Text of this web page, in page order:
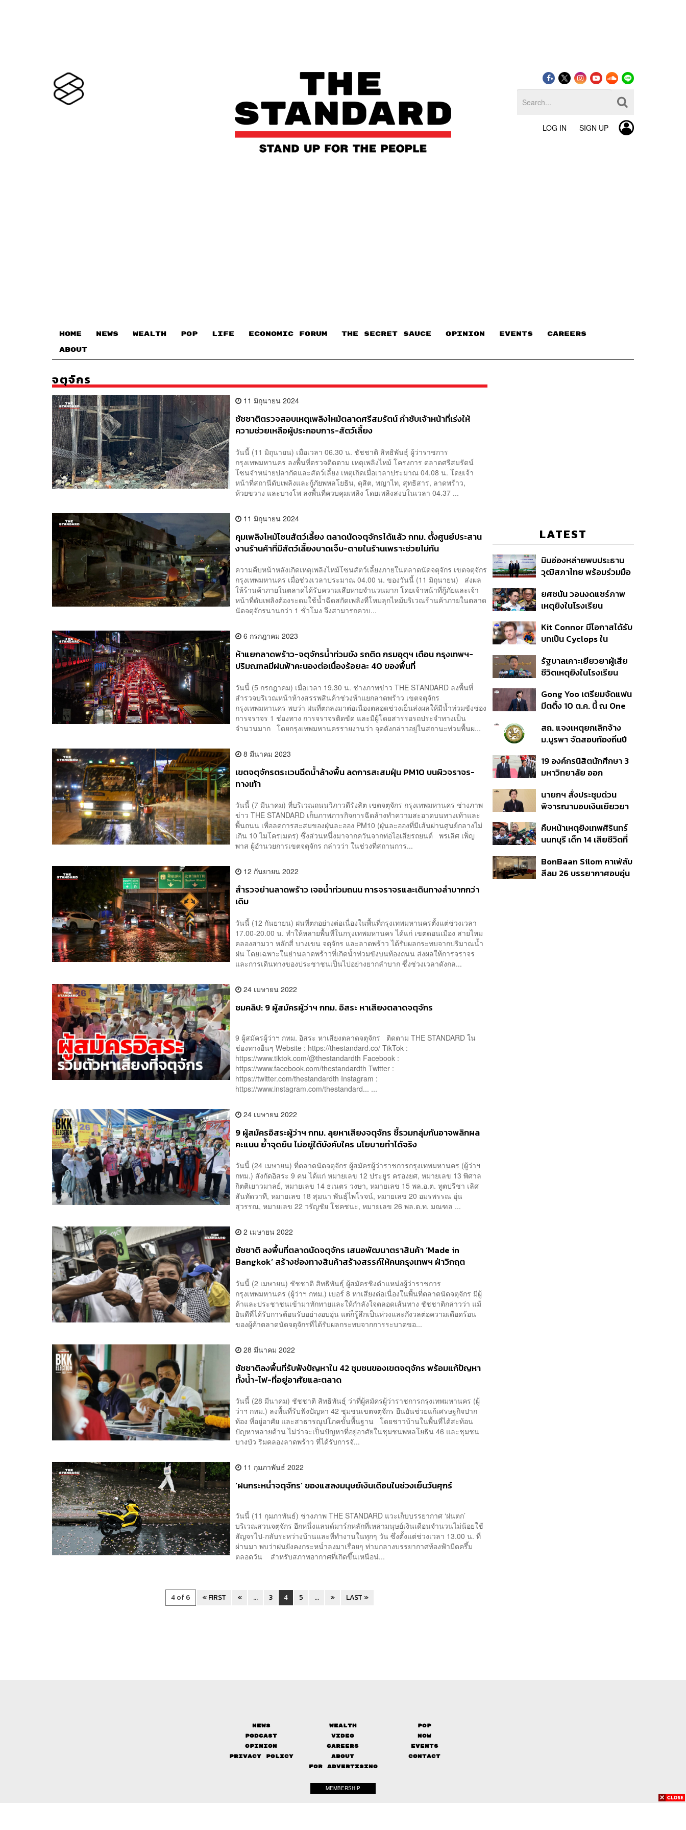
LOG IN SIGN UP
HOME NEWS WEALTH POP LIFE ECONOMIC FORUM THE SECRET SAUCE​ OPINION EVENTS CAREERS
ABOUT
จตุจักร
11 มิถุนายน 2024
ชัชชาติตรวจสอบเหตุเพลิงไหม้ตลาดศรีสมรัตน์ กำชับเจ้าหน้าที่เร่งให้
ความช่วยเหลือผู้ประกอบการ-สัตว์เลี้ยง
วันนี้ (11 มิถุนายน) เมื่อเวลา 06.30 น. ชัชชาติ สิทธิพันธุ์ ผู้ว่าราชการ
กรุงเทพมหานคร ลงพื้นที่ตรวจติดตาม เหตุเพลิงไหม้ โครงการ ตลาดศรีสมรัตน์
โซนจำหน่ายปลากัดและสัตว์เลี้ยง เหตุเกิดเมื่อเวลาประมาณ 04.08 น. โดยเจ้า
หน้าที่สถานีดับเพลิงและกู้ภัยพหลโยธิน, ดุสิต, พญาไท, สุทธิสาร, ลาดพร้าว,
ห้วยขวาง และบางโพ ลงพื้นที่ควบคุมเพลิง โดยเพลิงสงบในเวลา 04.37 ...
11 มิถุนายน 2024
คุมเพลิงไหม้โซนสัตว์เลี้ยง ตลาดนัดจตุจักรได้แล้ว กทม. ตั้งศูนย์ประสาน
งานร้านค้าที่มีสัตว์เลี้ยงบาดเจ็บ-ตายในร้านเพราะช่วยไม่ทัน
ความคืบหน้าหลังเกิดเหตุเพลิงไหม้โซนสัตว์เลี้ยงภายในตลาดนัดจตุจักร เขตจตุจักร
กรุงเทพมหานคร เมื่อช่วงเวลาประมาณ 04.00 น. ของวันนี้ (11 มิถุนายน) ส่งผล
ให้ร้านค้าภายในตลาดได้รับความเสียหายจำนวนมาก โดยเจ้าหน้าที่กู้ภัยและเจ้า
หน้าที่ดับเพลิงต้องระดมใช้น้ำฉีดสกัดเพลิงที่โหมลุกไหม้บริเวณร้านค้าภายในตลาด
นัดจตุจักรนานกว่า 1 ชั่วโมง จึงสามารถควบ...
6 กรกฎาคม 2023
ห้าแยกลาดพร้าว-จตุจักรน้ำท่วมขัง รถติด กรมอุตุฯ เตือน กรุงเทพฯ-
ปริมณฑลมีฝนฟ้าคะนองต่อเนื่องร้อยละ 40 ของพื้นที่
วันนี้ (5 กรกฎาคม) เมื่อเวลา 19.30 น. ช่างภาพข่าว THE STANDARD ลงพื้นที่
สำรวจบริเวณหน้าห้างสรรพสินค้าช่วงห้าแยกลาดพร้าว เขตจตุจักร
กรุงเทพมหานคร พบว่า ฝนที่ตกลงมาต่อเนื่องตลอดช่วงเย็นส่งผลให้มีน้ำท่วมขังช่อง
การจราจร 1 ช่องทาง การจราจรติดขัด และมีผู้โดยสารรอรถประจำทางเป็น
จำนวนมาก โดยกรุงเทพมหานครรายงานว่า จุดดังกล่าวอยู่ในสถานะท่วมพื้นผ...
8 มีนาคม 2023
เขตจตุจักรตระเวนฉีดน้ำล้างพื้น ลดการสะสมฝุ่น PM10 บนผิวจราจร-
ทางเท้า
วันนี้ (7 มีนาคม) ที่บริเวณถนนวิภาวดีรังสิต เขตจตุจักร กรุงเทพมหานคร ช่างภาพ
ข่าว THE STANDARD เก็บภาพภารกิจการฉีดล้างทำความสะอาดบนทางเท้าและ
พื้นถนน เพื่อลดการสะสมของฝุ่นละออง PM10 (ฝุ่นละอองที่มีเส้นผ่านศูนย์กลางไม่
เกิน 10 ไมโครเมตร) ซึ่งส่วนหนึ่งมาจากควันจากท่อไอเสียรถยนต์ พรเลิศ เพ็ญ
พาส ผู้อำนวยการเขตจตุจักร กล่าวว่า ในช่วงที่สถานการ...
12 กันยายน 2022
สำรวจย่านลาดพร้าว เจอน้ำท่วมถนน การจราจรและเดินทางลำบากกว่า
เดิม
วันนี้ (12 กันยายน) ฝนที่ตกอย่างต่อเนื่องในพื้นที่กรุงเทพมหานครตั้งแต่ช่วงเวลา
17.00-20.00 น. ทำให้หลายพื้นที่ในกรุงเทพมหานคร ได้แก่ เขตดอนเมือง สายไหม
คลองสามวา หลักสี่ บางเขน จตุจักร และลาดพร้าว ได้รับผลกระทบจากปริมาณน้ำ
ฝน โดยเฉพาะในย่านลาดพร้าวที่เกิดน้ำท่วมขังบนท้องถนน ส่งผลให้การจราจร
และการเดินทางของประชาชนเป็นไปอย่างยากลำบาก ซึ่งช่วงเวลาดังกล...
24 เมษายน 2022
ชมคลิป: 9 ผู้สมัครผู้ว่าฯ กทม. อิสระ หาเสียงตลาดจตุจักร
9 ผู้สมัครผู้ว่าฯ กทม. อิสระ หาเสียงตลาดจตุจักร ติดตาม THE STANDARD ใน
ช่องทางอื่นๆ Website : https://thestandard.co/ TikTok :
https://www.tiktok.com/@thestandardth Facebook :
https://www.facebook.com/thestandardth Twitter :
https://twitter.com/thestandardth Instagram :
https://www.instagram.com/thestandard... ...
24 เมษายน 2022
9 ผู้สมัครอิสระผู้ว่าฯ กทม. ลุยหาเสียงจตุจักร ชี้รวมกลุ่มกันอาจพลิกผล
คะแนน ย้ำจุดยืน ไม่อยู่ใต้บังคับใคร นโยบายทำได้จริง
วันนี้ (24 เมษายน) ที่ตลาดนัดจตุจักร ผู้สมัครผู้ว่าราชการกรุงเทพมหานคร (ผู้ว่าฯ
กทม.) สังกัดอิสระ 9 คน ได้แก่ หมายเลข 12 ประยูร ครองยศ, หมายเลข 13 พิศาล
กิตติเยาวมาลย์, หมายเลข 14 ธเนตร วงษา, หมายเลข 15 พล.อ.ต. ทูตปรีชา เลิศ
สันทัดวาที, หมายเลข 18 สุมนา พันธุ์ไพโรจน์, หมายเลข 20 อมรพรรณ อุ่น
สุวรรณ, หมายเลข 22 วรัญชัย โชคชนะ, หมายเลข 26 พล.ต.ท. มณฑล ...
2 เมษายน 2022
ชัชชาติ ลงพื้นที่ตลาดนัดจตุจักร เสนอพัฒนาตราสินค้า ‘Made in
Bangkok’ สร้างช่องทางสินค้าสร้างสรรค์ให้คนกรุงเทพฯ ฝ่าวิกฤต
วันนี้ (2 เมษายน) ชัชชาติ สิทธิพันธุ์ ผู้สมัครชิงตำแหน่งผู้ว่าราชการ
กรุงเทพมหานคร (ผู้ว่าฯ กทม.) เบอร์ 8 หาเสียงต่อเนื่องในพื้นที่ตลาดนัดจตุจักร มีผู้
ค้าและประชาชนเข้ามาทักทายและให้กำลังใจตลอดเส้นทาง ชัชชาติกล่าวว่า แม้
ยินดีที่ได้รับการต้อนรับอย่างอบอุ่น แต่ก็รู้สึกเป็นห่วงและกังวลต่อความเดือดร้อน
ของผู้ค้าตลาดนัดจตุจักรที่ได้รับผลกระทบจากการระบาดขอ...
28 มีนาคม 2022
ชัชชาติลงพื้นที่รับฟังปัญหาใน 42 ชุมชนของเขตจตุจักร พร้อมแก้ปัญหา
ทั้งน้ำ-ไฟ-ที่อยู่อาศัยและตลาด
วันนี้ (28 มีนาคม) ชัชชาติ สิทธิพันธุ์ ว่าที่ผู้สมัครผู้ว่าราชการกรุงเทพมหานคร (ผู้
ว่าฯ กทม.) ลงพื้นที่รับฟังปัญหา 42 ชุมชนเขตจตุจักร ยืนยันช่วยแก้เศรษฐกิจปาก
ท้อง ที่อยู่อาศัย และสาธารณูปโภคขั้นพื้นฐาน โดยชาวบ้านในพื้นที่ได้สะท้อน
ปัญหาหลายด้าน ไม่ว่าจะเป็นปัญหาที่อยู่อาศัยในชุมชนพหลโยธิน 46 และชุมชน
บางบัว ริมคลองลาดพร้าว ที่ได้รับการจั...
11 กุมภาพันธ์ 2022
‘ฝนกระหน่ำจตุจักร’ ของแสลงมนุษย์เงินเดือนในช่วงเย็นวันศุกร์
วันนี้ (11 กุมภาพันธ์) ช่างภาพ THE STANDARD แวะเก็บบรรยากาศ ‘ฝนตก’
บริเวณสวนจตุจักร อีกหนึ่งแลนด์มาร์กหลักที่เหล่ามนุษย์เงินเดือนจำนวนไม่น้อยใช้
สัญจรไป-กลับระหว่างบ้านและที่ทำงานในทุกๆ วัน ซึ่งตั้งแต่ช่วงเวลา 13.00 น. ที่
ผ่านมา พบว่าฝนยังคงกระหน่ำลงมาเรื่อยๆ ท่ามกลางบรรยากาศท้องฟ้ามืดครึ้ม
ตลอดวัน สำหรับสภาพอากาศที่เกิดขึ้นเหนือน่...
4 of 6 « FIRST « ... 3 4 5 ... » LAST »
LATEST
มินอ่องหล่ายพบประธาน
วุฒิสภาไทย พร้อมร่วมมือ
ข้ามแดน-สารพิษในแม่น้ำ
ยศชนัน วอนงดแชร์ภาพ
เหตุยิงในโรงเรียน
เรียนชั่วคราว-เร่งเยียวยา
จิตใจ
Kit Connor มีโอกาสได้รับ
บทเป็น Cyclops ใน
เวอร์ชันใหม่
รัฐบาลเคาะเยียวยาผู้เสีย
ชีวิตเหตุยิงในโรงเรียน
เหตุในอดีต เข้าเกณฑ์
สาธารณภัย พร้อมเร่งจ่าย
Gong Yoo เตรียมจัดแฟน
มีตติ้ง 10 ต.ค. นี้ ณ One
สถ. แจงเหตุยกเลิกจ้าง
ม.บูรพา จัดสอบท้องถิ่นปี
19 องค์กรนิสิตนักศึกษา 3
มหาวิทยาลัย ออก
รัฐบาลต้อนรับ ‘มิน อ่อง
หล่าย’
นายกฯ สั่งประชุมด่วน
พิจารณามอบเงินเยียวยา
ลบ. ทุพพลภาพ 7 แสนบาท
บาดเจ็บสาหัส 2 แสนบาท
บาท
คืบหน้าเหตุยิงเทพศิรินทร์
นนทบุรี เด็ก 14 เสียชีวิตที่
เสียชีวิต 5 ราย เจ็บ 22
ราย
BonBaan Silom คาเฟ่ลับ
สีลม 26 บรรยากาศอบอุ่น
News Wealth
Pop
Podcast
Video
Now
Opinion
Careers
Events
Privacy Policy
About
Contact
FOR ADVERTISING
MEMBERSHIP